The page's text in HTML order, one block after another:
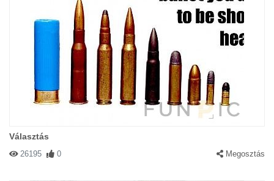
Választás
26195 0 Megosztás